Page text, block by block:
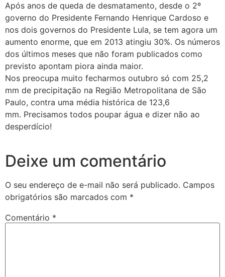
Após anos de queda de desmatamento, desde o 2º
governo do Presidente Fernando Henrique Cardoso e
nos dois governos do Presidente Lula, se tem agora um
aumento enorme, que em 2013 atingiu 30%. Os números
dos últimos meses que não foram publicados como
previsto apontam piora ainda maior.
Nos preocupa muito fecharmos outubro só com 25,2
mm de precipitação na Região Metropolitana de São
Paulo, contra uma média histórica de 123,6
mm. Precisamos todos poupar água e dizer não ao
desperdício!
Deixe um comentário
O seu endereço de e-mail não será publicado. Campos
obrigatórios são marcados com *
Comentário *